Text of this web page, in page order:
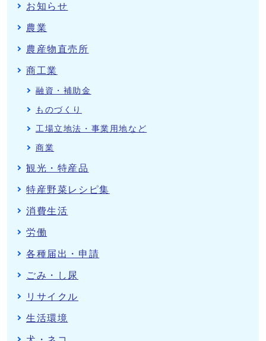
お知らせ
農業
農産物直売所
商工業
融資・補助金
ものづくり
工場立地法・事業用地など
商業
観光・特産品
特産野菜レシピ集
消費生活
労働
各種届出・申請
ごみ・し尿
リサイクル
生活環境